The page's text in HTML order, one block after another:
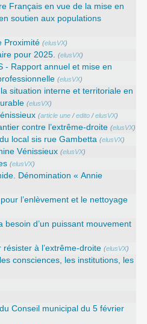
Français en vue de la mise en
soutien aux populations
Proximité (elusVX)
pour 2025. (elusVX)
- Rapport annuel et mise en
(elusVX)
situation interne et territoriale en
(elusVX)
(article une/edito/elusVX)
contre l’extrême-droite (elusVX)
local sis rue Gambetta (elusVX)
Vénissieux (elusVX)
(elusVX)
Dénomination « Annie
l’enlèvement et le nettoyage
besoin d’un puissant mouvement
résister à l’extrême-droite (elusVX)
consciences, les institutions, les
Conseil municipal du 5 février